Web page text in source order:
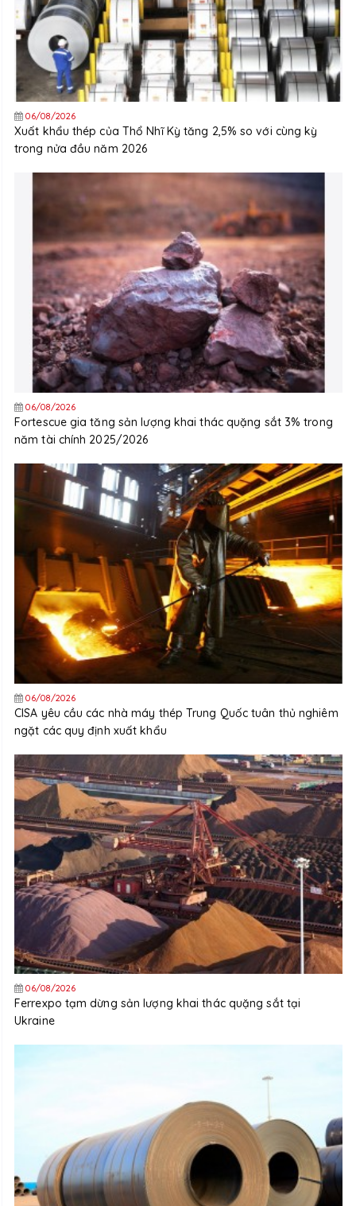
06/08/2026
Xuất khẩu thép của Thổ Nhĩ Kỳ tăng 2,5% so với cùng kỳ
trong nửa đầu năm 2026
06/08/2026
Fortescue gia tăng sản lượng khai thác quặng sắt 3% trong
năm tài chính 2025/2026
06/08/2026
CISA yêu cầu các nhà máy thép Trung Quốc tuân thủ nghiêm
ngặt các quy định xuất khẩu
06/08/2026
Ferrexpo tạm dừng sản lượng khai thác quặng sắt tại
Ukraine